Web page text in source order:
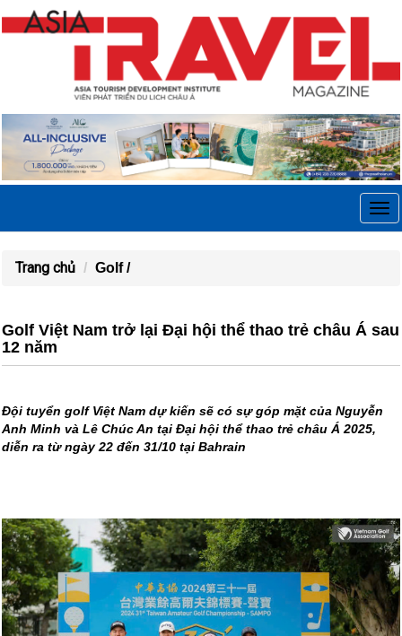
Trang chủ Golf /
Golf Việt Nam trở lại Đại hội thể thao trẻ châu Á sau
12 năm
Đội tuyển golf Việt Nam dự kiến sẽ có sự góp mặt của Nguyễn
Anh Minh và Lê Chúc An tại Đại hội thể thao trẻ châu Á 2025,
diễn ra từ ngày 22 đến 31/10 tại Bahrain